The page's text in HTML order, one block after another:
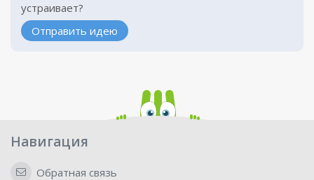
устраивает?
Отправить идею
Навигация
Обратная связь